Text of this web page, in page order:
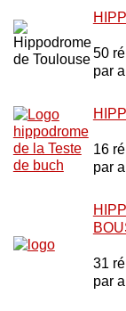
50
par
16
par
31
par